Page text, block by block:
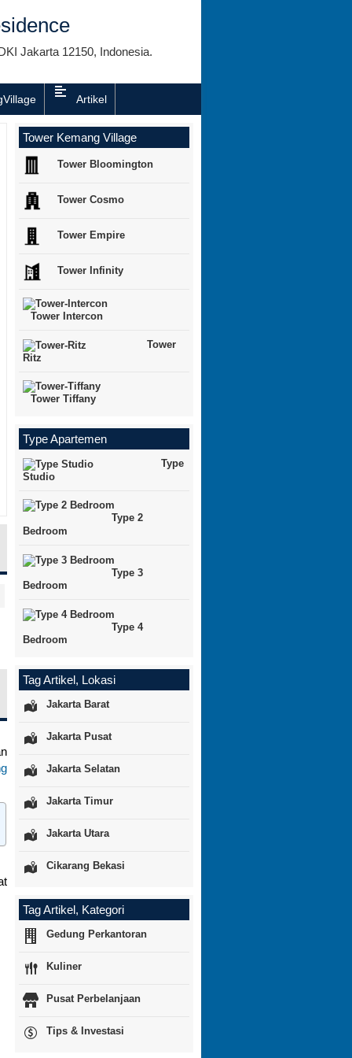
Jakarta 12150, Indonesia.
Artikel
Tower Kemang Village
Tower Bloomington
Tower Cosmo
Tower Empire
Tower Infinity
Tower Intercon
Tower
Ritz
Tower Tiffany
Type Apartemen
Type
Studio
Type 2
Bedroom
Type 3
Bedroom
Type 4
Bedroom
Tag Artikel, Lokasi
Jakarta Barat
Jakarta Pusat
Jakarta Selatan
Jakarta Timur
Jakarta Utara
Cikarang Bekasi
Tag Artikel, Kategori
Gedung Perkantoran
Kuliner
Pusat Perbelanjaan
Tips & Investasi